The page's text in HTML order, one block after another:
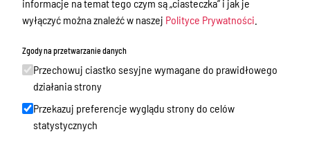
działalność gospodarcza
Ogłoszenia
Petycje
Nabór
Dyżury Aptek w Powiecie Ostródzkim
informacje na temat tego czym są „ciasteczka” i jak je
wyłączyć można znaleźć w naszej Polityce Prywatności
Zgody na przetwarzanie danych
Przechowuj ciastko sesyjne wymagane do prawidłowego
działania strony
Przekazuj preferencje wyglądu strony do celów
statystycznych